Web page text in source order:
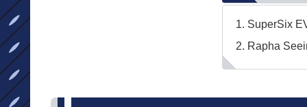
SuperSix
Rapha